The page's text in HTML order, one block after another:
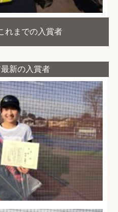
れまでの入賞者
新の入賞者